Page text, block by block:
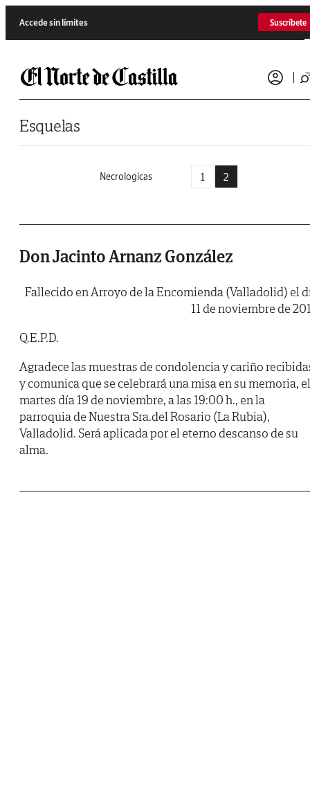
Accede sin límites Suscríbete
Esquelas
Necrologicas 1 2
Don Jacinto Arnanz González
Fallecido en Arroyo de la Encomienda (Valladolid) el
11 de noviembre de
Q.E.P.D.
Agradece las muestras de condolencia y cariño
y comunica que se celebrará una misa en su memoria, el
martes día 19 de noviembre, a las 19:00 h., en la
parroquia de Nuestra Sra.del Rosario (La Rubia),
Valladolid. Será aplicada por el eterno descanso de su
alma.